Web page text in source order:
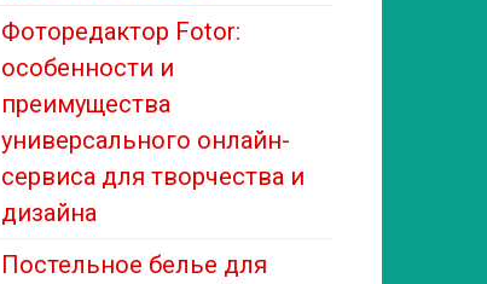
Фоторедактор Fotor:
особенности и
преимущества
универсального онлайн-
сервиса для творчества и
дизайна
Постельное белье для